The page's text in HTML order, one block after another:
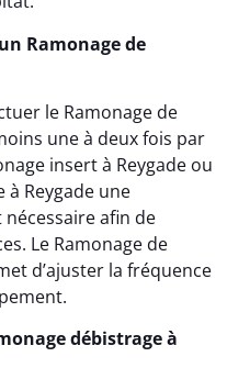
Ramonage de
le Ramonage de
une à deux fois par
insert à Reygade ou
à Reygade une
afin de
Le Ramonage de
d’ajuster la fréquence
débistrage à